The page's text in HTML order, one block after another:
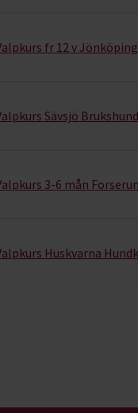
fr 12 v
Sävsjö
3-6 mån
Huskvarna